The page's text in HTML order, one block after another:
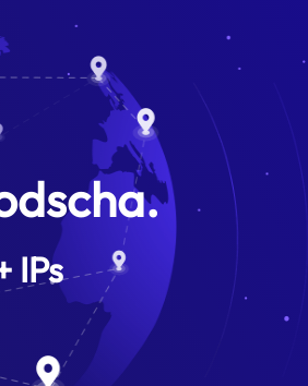
IPs